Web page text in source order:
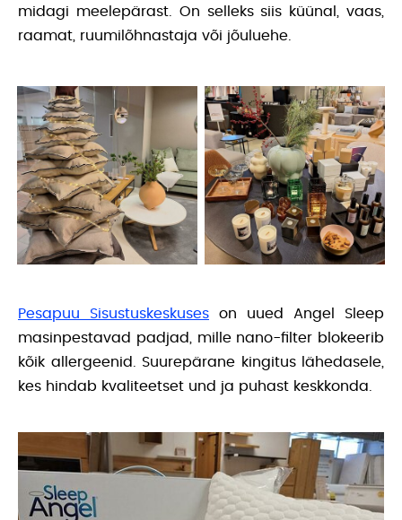
midagi meelepärast. On selleks siis küünal, vaas,
raamat, ruumilõhnastaja või jõuluehe.
Pesapuu Sisustuskeskuses on uued Angel Sleep
masinpestavad padjad, mille nano-filter blokeerib
kõik allergeenid. Suurepärane kingitus lähedasele,
kes hindab kvaliteetset und ja puhast keskkonda.